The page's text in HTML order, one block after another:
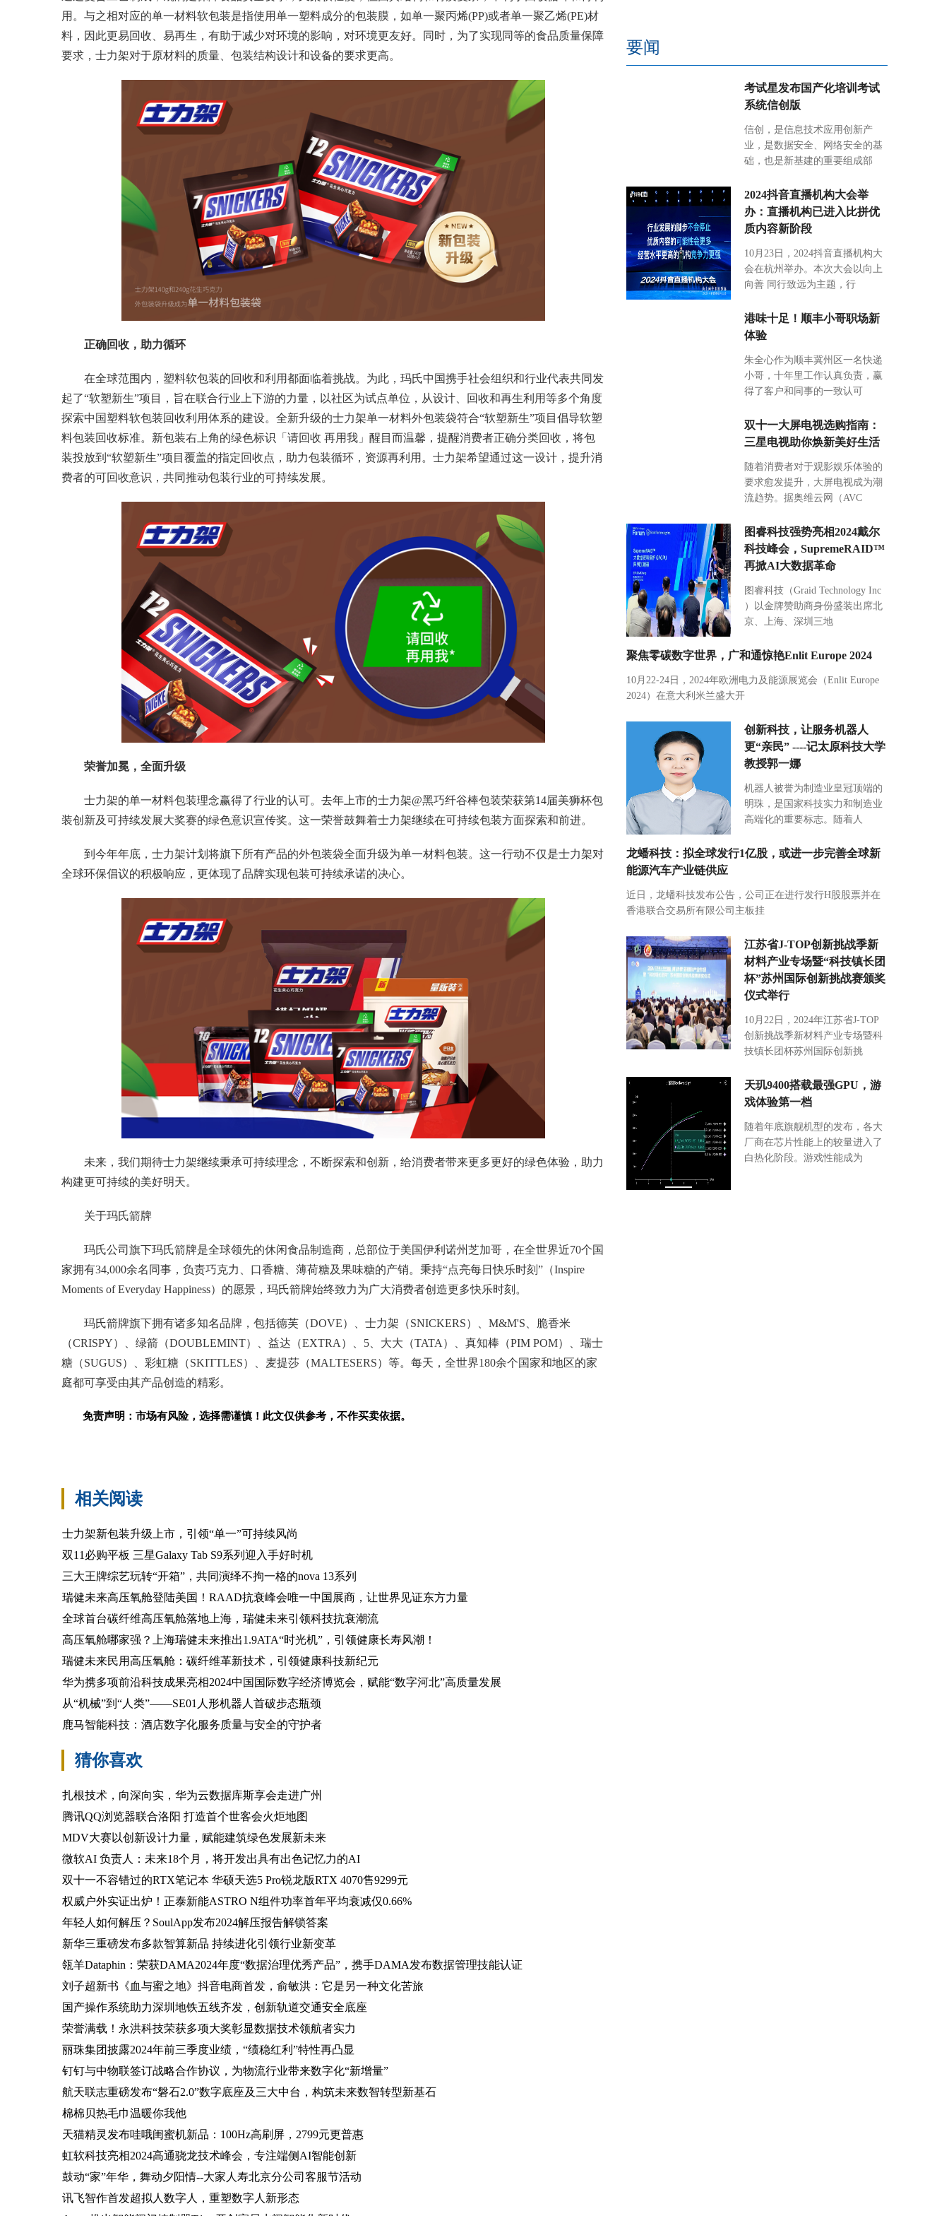
用。与之相对应的单一材料软包装是指使用单一塑料成分的包装膜，如单一聚丙烯(PP)或者单一聚乙烯(PE)材
料，因此更易回收、易再生，有助于减少对环境的影响，对环境更友好。同时，为了实现同等的食品质量保障
要求，士力架对于原材料的质量、包装结构设计和设备的要求更高。
正确回收，助力循环
在全球范围内，塑料软包装的回收和利用都面临着挑战。为此，玛氏中国携手社会组织和行业代表共同发
起了“软塑新生”项目，旨在联合行业上下游的力量，以社区为试点单位，从设计、回收和再生利用等多个角度
探索中国塑料软包装回收利用体系的建设。全新升级的士力架单一材料外包装袋符合“软塑新生”项目倡导软塑
料包装回收标准。新包装右上角的绿色标识「请回收 再用我」醒目而温馨，提醒消费者正确分类回收，将包
装投放到“软塑新生”项目覆盖的指定回收点，助力包装循环，资源再利用。士力架希望通过这一设计，提升消
费者的可回收意识，共同推动包装行业的可持续发展。
荣誉加冕，全面升级
士力架的单一材料包装理念赢得了行业的认可。去年上市的士力架@黑巧纤谷棒包装荣获第14届美狮杯包
装创新及可持续发展大奖赛的绿色意识宣传奖。这一荣誉鼓舞着士力架继续在可持续包装方面探索和前进。
到今年年底，士力架计划将旗下所有产品的外包装袋全面升级为单一材料包装。这一行动不仅是士力架对
全球环保倡议的积极响应，更体现了品牌实现包装可持续承诺的决心。
未来，我们期待士力架继续秉承可持续理念，不断探索和创新，给消费者带来更多更好的绿色体验，助力
构建更可持续的美好明天。
关于玛氏箭牌
玛氏公司旗下玛氏箭牌是全球领先的休闲食品制造商，总部位于美国伊利诺州芝加哥，在全世界近70个国
家拥有34,000余名同事，负责巧克力、口香糖、薄荷糖及果味糖的产销。秉持“点亮每日快乐时刻”（Inspire
Moments of Everyday Happiness）的愿景，玛氏箭牌始终致力为广大消费者创造更多快乐时刻。
玛氏箭牌旗下拥有诸多知名品牌，包括德芙（DOVE）、士力架（SNICKERS）、M&M'S、脆香米
（CRISPY）、绿箭（DOUBLEMINT）、益达（EXTRA）、5、大大（TATA）、真知棒（PIM POM）、瑞士
糖（SUGUS）、彩虹糖（SKITTLES）、麦提莎（MALTESERS）等。每天，全世界180余个国家和地区的家
庭都可享受由其产品创造的精彩。
免责声明：市场有风险，选择需谨慎！此文仅供参考，不作买卖依据。
相关阅读
士力架新包装升级上市，引领“单一”可持续风尚
双11必购平板 三星Galaxy Tab S9系列迎入手好时机
三大王牌综艺玩转“开箱”，共同演绎不拘一格的nova 13系列
瑞健未来高压氧舱登陆美国！RAAD抗衰峰会唯一中国展商，让世界见证东方力量
全球首台碳纤维高压氧舱落地上海，瑞健未来引领科技抗衰潮流
高压氧舱哪家强？上海瑞健未来推出1.9ATA“时光机”，引领健康长寿风潮！
瑞健未来民用高压氧舱：碳纤维革新技术，引领健康科技新纪元
华为携多项前沿科技成果亮相2024中国国际数字经济博览会，赋能“数字河北”高质量发展
从“机械”到“人类”——SE01人形机器人首破步态瓶颈
鹿马智能科技：酒店数字化服务质量与安全的守护者
猜你喜欢
扎根技术，向深向实，华为云数据库斯享会走进广州
腾讯QQ浏览器联合洛阳 打造首个世客会火炬地图
MDV大赛以创新设计力量，赋能建筑绿色发展新未来
微软AI 负责人：未来18个月，将开发出具有出色记忆力的AI
双十一不容错过的RTX笔记本 华硕天选5 Pro锐龙版RTX 4070售9299元
权威户外实证出炉！正泰新能ASTRO N组件功率首年平均衰减仅0.66%
年轻人如何解压？SoulApp发布2024解压报告解锁答案
新华三重磅发布多款智算新品 持续进化引领行业新变革
瓴羊Dataphin：荣获DAMA2024年度“数据治理优秀产品”，携手DAMA发布数据管理技能认证
刘子超新书《血与蜜之地》抖音电商首发，俞敏洪：它是另一种文化苦旅
国产操作系统助力深圳地铁五线齐发，创新轨道交通安全底座
荣誉满载！永洪科技荣获多项大奖彰显数据技术领航者实力
丽珠集团披露2024年前三季度业绩，“绩稳红利”特性再凸显
钉钉与中物联签订战略合作协议，为物流行业带来数字化“新增量”
航天联志重磅发布“磐石2.0”数字底座及三大中台，构筑未来数智转型新基石
棉棉贝热毛巾温暖你我他
天猫精灵发布哇哦闺蜜机新品：100Hz高刷屏，2799元更普惠
虹软科技亮相2024高通骁龙技术峰会，专注端侧AI智能创新
鼓动“家”年华，舞动夕阳情--大家人寿北京分公司客服节活动
讯飞智作首发超拟人数字人，重塑数字人新形态
要闻
考试星发布国产化培训考试
系统信创版
信创，是信息技术应用创新产
业，是数据安全、网络安全的基
础，也是新基建的重要组成部
2024抖音直播机构大会举
办：直播机构已进入比拼优
质内容新阶段
10月23日，2024抖音直播机构大
会在杭州举办。本次大会以向上
向善 同行致远为主题，行
港味十足！顺丰小哥职场新
体验
朱全心作为顺丰冀州区一名快递
小哥，十年里工作认真负责，赢
得了客户和同事的一致认可
双十一大屏电视选购指南：
三星电视助你焕新美好生活
随着消费者对于观影娱乐体验的
要求愈发提升，大屏电视成为潮
流趋势。据奥维云网（AVC
图睿科技强势亮相2024戴尔
科技峰会，SupremeRAID™
再掀AI大数据革命
图睿科技（Graid Technology Inc
）以金牌赞助商身份盛装出席北
京、上海、深圳三地
聚焦零碳数字世界，广和通惊艳Enlit Europe 2024
10月22-24日，2024年欧洲电力及能源展览会（Enlit Europe
2024）在意大利米兰盛大开
创新科技，让服务机器人
更“亲民” ----记太原科技大学
教授郭一娜
机器人被誉为制造业皇冠顶端的
明珠，是国家科技实力和制造业
高端化的重要标志。随着人
龙蟠科技：拟全球发行1亿股，或进一步完善全球新
能源汽车产业链供应
近日，龙蟠科技发布公告，公司正在进行发行H股股票并在
香港联合交易所有限公司主板挂
江苏省J-TOP创新挑战季新
材料产业专场暨“科技镇长团
杯”苏州国际创新挑战赛颁奖
仪式举行
10月22日，2024年江苏省J-TOP
创新挑战季新材料产业专场暨科
技镇长团杯苏州国际创新挑
天玑9400搭载最强GPU，游
戏体验第一档
随着年底旗舰机型的发布，各大
厂商在芯片性能上的较量进入了
白热化阶段。游戏性能成为